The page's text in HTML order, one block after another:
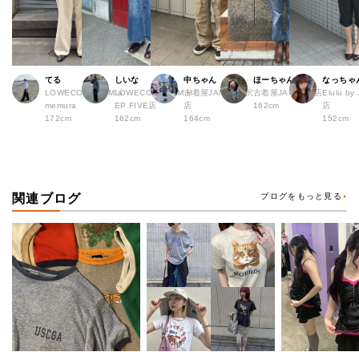
てる
LOWECO by JAM a
memura
172cm
しいな
LOWECO by JAM H
EP FIVE店
162cm
中ちゃん
古着屋JAM 下北沢
店
164cm
ほーちゃん
古着屋JAM 広島店
162cm
なっちゃ
Elulu by
店
152cm
関連ブログ ブログをもっと見る